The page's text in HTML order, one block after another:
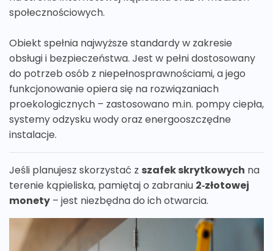
społecznościowych.
Obiekt spełnia najwyższe standardy w zakresie
obsługi i bezpieczeństwa. Jest w pełni dostosowany
do potrzeb osób z niepełnosprawnościami, a jego
funkcjonowanie opiera się na rozwiązaniach
proekologicznych – zastosowano m.in. pompy ciepła,
systemy odzysku wody oraz energooszczędne
instalacje.
Jeśli planujesz skorzystać z szafek skrytkowych na
terenie kąpieliska, pamiętaj o zabraniu 2‑złotowej
monety – jest niezbędna do ich otwarcia.